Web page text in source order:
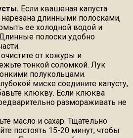
Если квашеная капуста
нарезана длинными полосками,
ее холодной водой и
полоски удобно
от кожуры и
тонкой соломкой. Лук
полукольцами.
миске соедините капусту,
клюкву. Если клюква
размораживать не
масло и сахар. Тщательно
постоять 15-20 минут, чтобы